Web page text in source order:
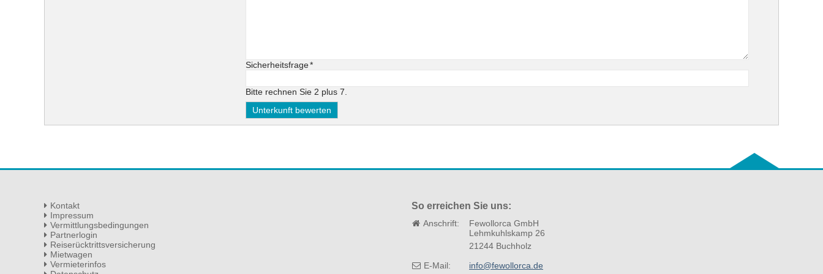
Pflichtfeld
Sicherheitsfrage*
Bitte rechnen Sie 2 plus 7.
Kontakt
Impressum
Vermittlungsbedingungen
Partnerlogin
Reiserücktrittsversicherung
Mietwagen
Vermieterinfos
So erreichen Sie uns:
Anschrift:
Fewollorca GmbH
Lehmkuhlskamp 26
21244 Buchholz
E-Mail:
info@fewollorca.de